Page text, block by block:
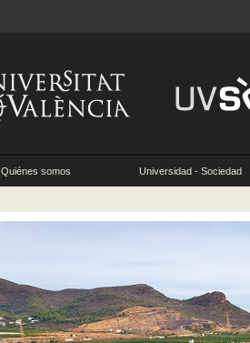
Quiénes somos Universidad - Sociedad